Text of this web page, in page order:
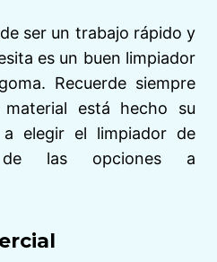
ser un trabajo rápido y
es un buen limpiador
Recuerde siempre
está hecho su
elegir el limpiador de
de las opciones a